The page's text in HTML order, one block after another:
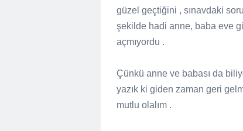
güzel geçtiğini , sınavdaki
şekilde hadi anne, baba eve
açmıyordu .
Çünkü anne ve babası da
yazık ki giden zaman geri
mutlu olalım .